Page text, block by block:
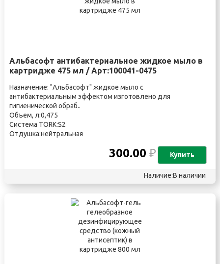
Альбасофт антибактериальное жидкое мыло в
картридже 475 мл / Арт:100041-0475
Назначение: "Альбасофт" жидкое мыло с
антибактериальным эффектом изготовлено для
гигиенической обраб..
Объем, л:0,475
Система TORK:S2
Отдушка:нейтральная
300.00₽ Купить
Наличие:В наличии